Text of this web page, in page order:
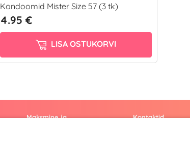
Kondoomid Mister Size 57 (3 tk)
4.95 €
LISA OSTUKORVI
Maksmine ja
Kontaktid